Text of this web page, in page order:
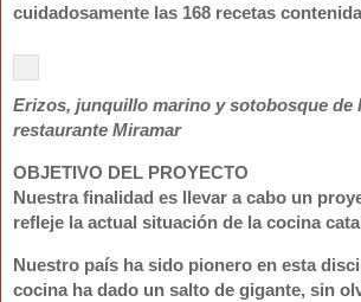
cuidadosamente las 168 recetas
Erizos, junquillo marino y sotobosque de
restaurante Miramar
OBJETIVO DEL PROYECTO
Nuestra finalidad es llevar a cabo un
refleje la actual situación de la cocina
Nuestro país ha sido pionero en esta
cocina ha dado un salto de gigante, sin